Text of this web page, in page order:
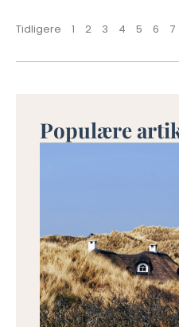
Tidligere 1 2 3 4 5 6 7
Populære